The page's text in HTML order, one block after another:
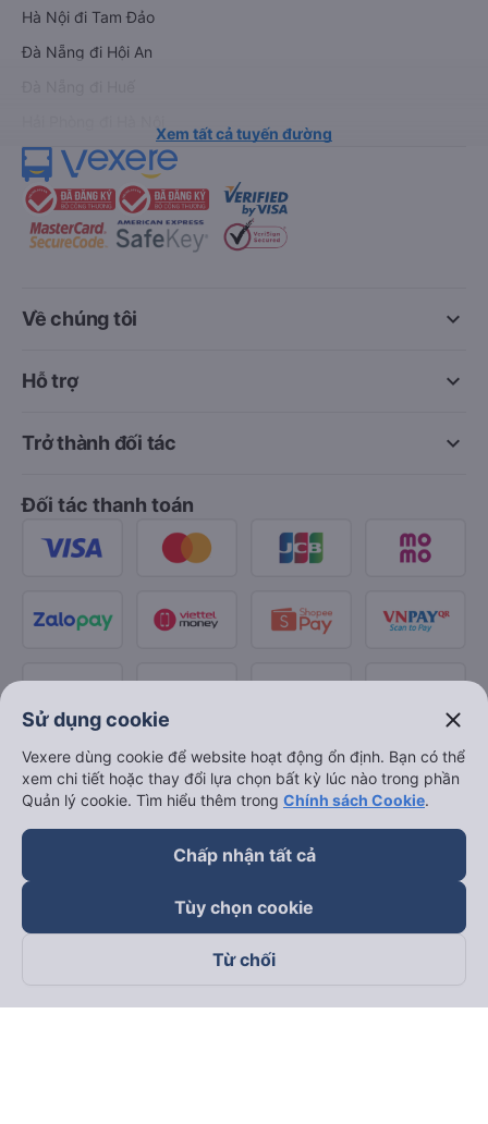
Hà Nội đi Tam Đảo
Đà Nẵng đi Hội An
Xem tất cả tuyến đường
keyboard_arrow_down
Về chúng tôi
keyboard_arrow_down
Hỗ trợ
keyboard_arrow_down
Trở thành đối tác
Đối tác thanh toán
Theo dõi chúng tôi trên
Sử dụng cookie close
Vexere dùng cookie để website hoạt động ổn định. Bạn có thể
xem chi tiết hoặc thay đổi lựa chọn bất kỳ lúc nào trong phần
Quản lý cookie. Tìm hiểu thêm trong Chính sách Cookie.
Chấp nhận tất cả
Tùy chọn cookie
Từ chối